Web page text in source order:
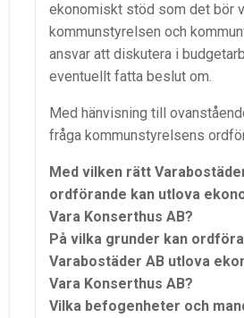
ekonomiskt stöd som det bör
kommunstyrelsen och
ansvar att diskutera i
eventuellt fatta beslut om.
Med hänvisning till
fråga kommunstyrelsens
Med vilken rätt
ordförande kan utlova
Vara Konserthus AB?
På vilka grunder kan
Varabostäder AB utlova
Vara Konserthus AB?
Vilka befogenheter och